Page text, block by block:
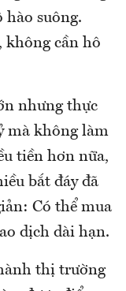
suông.
không cần hô
nhưng thực
mà không làm
tiền hơn nữa,
bắt đáy đã
Có thể mua
dịch dài hạn.
thị trường